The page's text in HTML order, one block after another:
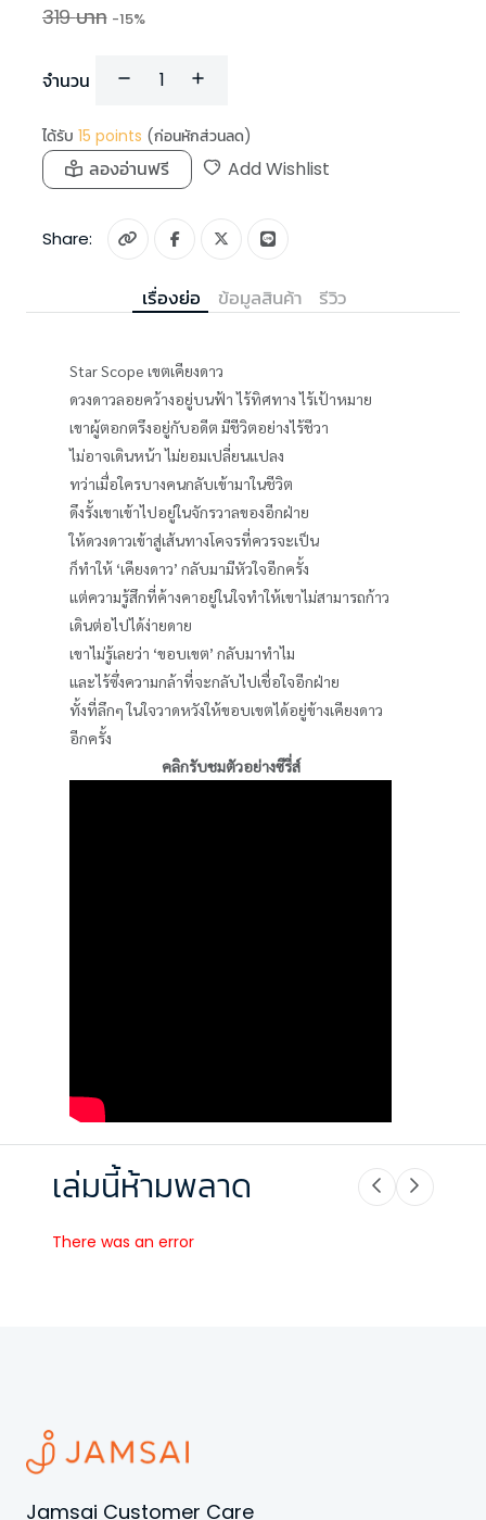
319บาท -15%
จำนวน
ได้รับ 15 points (ก่อนหักส่วนลด)
ลองอ่านฟรี Add Wishlist
Share:
เรื่องย่อ ข้อมูลสินค้า รีวิว
Star Scope เขตเคียงดาว
ดวงดาวลอยคว้างอยู่บนฟ้า ไร้ทิศทาง ไร้เป้าหมาย
เขาผู้ตอกตรึงอยู่กับอดีต มีชีวิตอย่างไร้ชีวา
ไม่อาจเดินหน้า ไม่ยอมเปลี่ยนแปลง
ทว่าเมื่อใครบางคนกลับเข้ามาในชีวิต
ดึงรั้งเขาเข้าไปอยู่ในจักรวาลของอีกฝ่าย
ให้ดวงดาวเข้าสู่เส้นทางโคจรที่ควรจะเป็น
ก็ทำให้ ‘เคียงดาว’ กลับมามีหัวใจอีกครั้ง
แต่ความรู้สึกที่ค้างคาอยู่ในใจทำให้เขาไม่สามารถก้าว
เดินต่อไปได้ง่ายดาย
เขาไม่รู้เลยว่า ‘ขอบเขต’ กลับมาทำไม
และไร้ซึ่งความกล้าที่จะกลับไปเชื่อใจอีกฝ่าย
ทั้งที่ลึกๆ ในใจวาดหวังให้ขอบเขตได้อยู่ข้างเคียงดาว
อีกครั้ง
คลิกรับชมตัวอย่างซีรี่ส์
เล่มนี้ห้ามพลาด
There was an error
Jamsai Customer Care